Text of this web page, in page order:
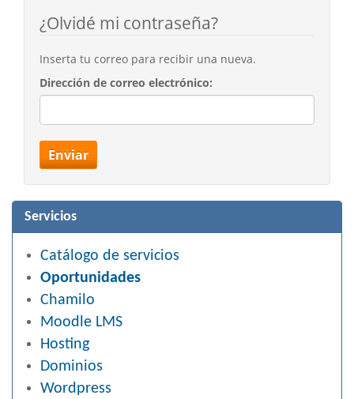
¿Olvidé mi contraseña?
Inserta tu correo para recibir una nueva.
Dirección de correo electrónico:
Enviar
Servicios
Catálogo de servicios
Oportunidades
Chamilo
Moodle LMS
Hosting
Dominios
Wordpress